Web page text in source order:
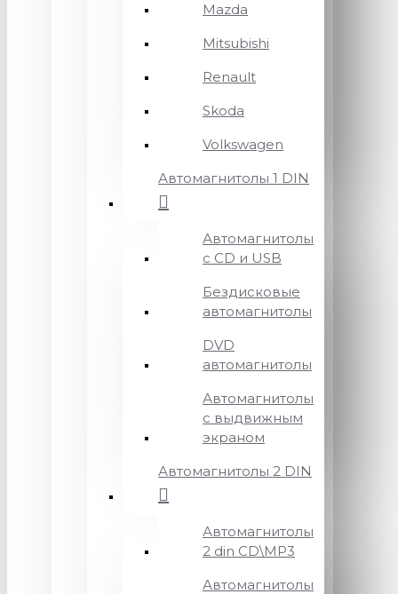
Mazda
Mitsubishi
Renault
Skoda
Volkswagen
Автомагнитолы 1 DIN
Автомагнитолы
с CD и USB
Бездисковые
автомагнитолы
DVD
автомагнитолы
Автомагнитолы
с выдвижным
экраном
Автомагнитолы 2 DIN
Автомагнитолы
2 din CD\MP3
Автомагнитолы